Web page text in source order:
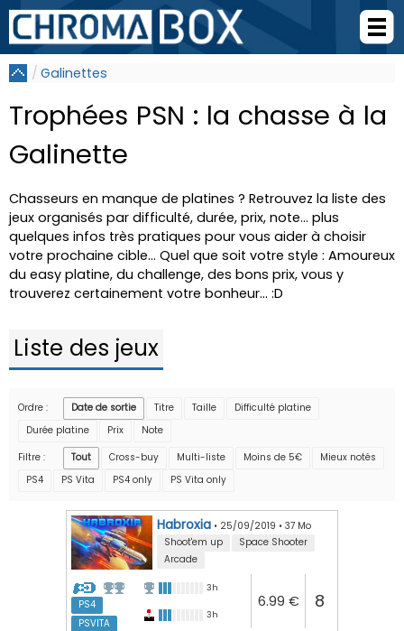
Galinettes
Trophées PSN : la chasse à la
Galinette
Chasseurs en manque de platines ? Retrouvez la liste des
jeux organisés par difficulté, durée, prix, note... plus
quelques infos très pratiques pour vous aider à choisir
votre prochaine cible... Quel que soit votre style : Amoureux
du easy platine, du challenge, des bons prix, vous y
trouverez certainement votre bonheur... :D
Liste des jeux
Ordre : Date de sortie Titre Taille
Difficulté platine
Durée platine
Prix
Note
Filtre :
Tout Cross-buy Multi-liste Moins de 5€
Mieux notés
PS4
PS Vita PS4 only PS Vita only
Habroxia • 25/09/2019 • 37 Mo
Shoot'em up
Space Shooter
Arcade
PS4
PSVITA
3h
3h
6.99 € 8